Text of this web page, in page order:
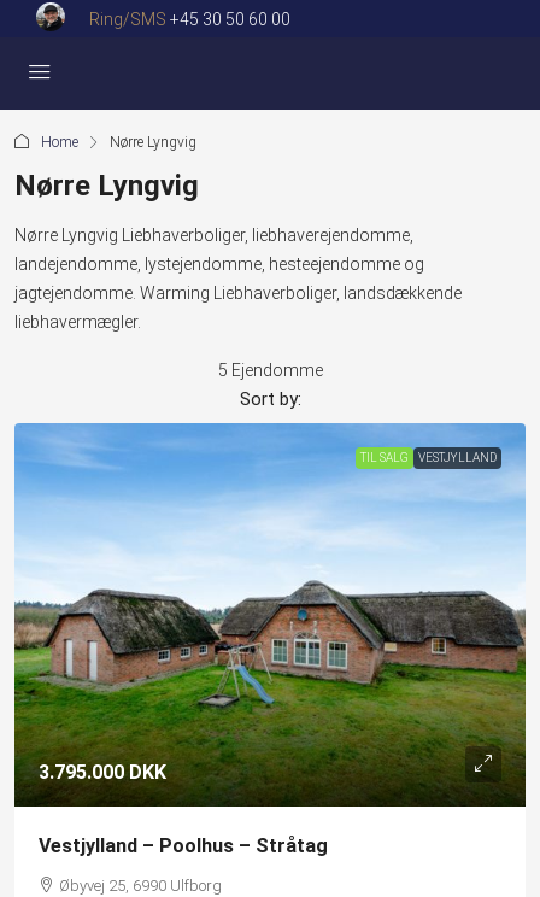
Ring/SMS +45 30 50 60 00
Home Nørre Lyngvig
Nørre Lyngvig
Nørre Lyngvig Liebhaverboliger, liebhaverejendomme,
landejendomme, lystejendomme, hesteejendomme og
jagtejendomme. Warming Liebhaverboliger, landsdækkende
liebhavermægler.
5 Ejendomme
Sort by:
TIL SALG VESTJYLLAND
3.795.000 DKK
Vestjylland – Poolhus – Stråtag
Øbyvej 25, 6990 Ulfborg